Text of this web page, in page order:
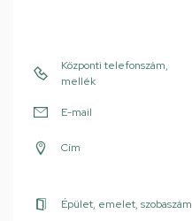
Központi telefonszám,
mellék
E-mail
Cím
Épület, emelet, szobaszám